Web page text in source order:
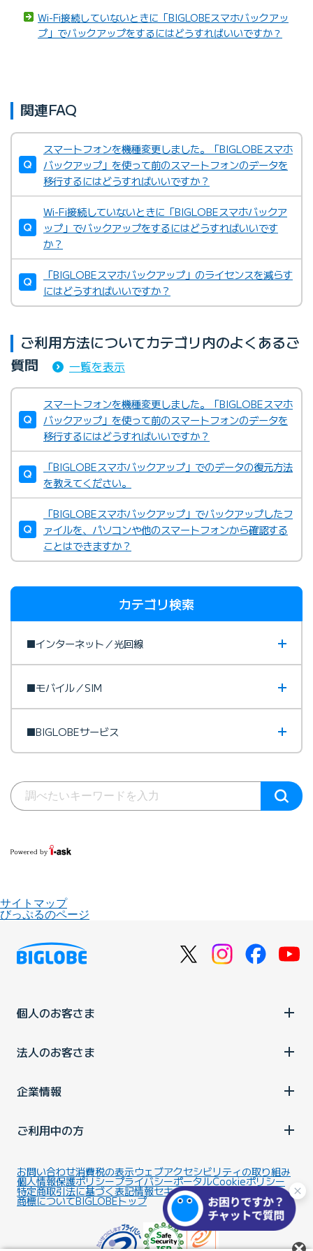
Wi-Fi接続していないときに「BIGLOBEスマホバックアッ
プ」でバックアップをするにはどうすればいいですか？
関連FAQ
スマートフォンを機種変更しました。「BIGLOBEスマホ
バックアップ」を使って前のスマートフォンのデータを
移行するにはどうすればいいですか？
Wi-Fi接続していないときに「BIGLOBEスマホバックア
ップ」でバックアップをするにはどうすればいいです
か？
「BIGLOBEスマホバックアップ」のライセンスを減らす
にはどうすればいいですか？
ご利用方法についてカテゴリ内のよくあるご
質問
一覧を表示
スマートフォンを機種変更しました。「BIGLOBEスマホ
バックアップ」を使って前のスマートフォンのデータを
移行するにはどうすればいいですか？
「BIGLOBEスマホバックアップ」でのデータの復元方法
を教えてください。
「BIGLOBEスマホバックアップ」でバックアップしたフ
ァイルを、パソコンや他のスマートフォンから確認する
ことはできますか？
カテゴリ検索
■インターネット／光回線
■モバイル／SIM
■BIGLOBEサービス
サイトマップ
びっぷるのページ
個人のお客さま
法人のお客さま
企業情報
ご利用中の方
お問い合わせ消費税の表示ウェブアクセシビリティの取り組み
個人情報保護ポリシープライバシーポータルCookieポリシー
特定商取引法に基づく表記情報セキュリティ基本方針
商標についてBIGLOBEトップ